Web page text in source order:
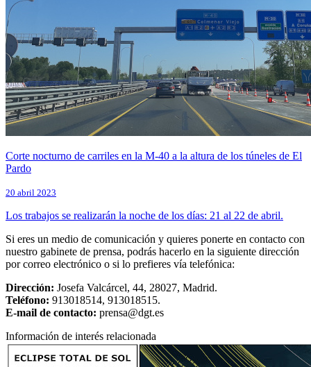
Corte nocturno de carriles en la M-40 a la altura de los túneles de El
Pardo
20 abril 2023
Los trabajos se realizarán la noche de los días: 21 al 22 de abril.
Si eres un medio de comunicación y quieres ponerte en contacto con
nuestro gabinete de prensa, podrás hacerlo en la siguiente dirección
por correo electrónico o si lo prefieres vía telefónica:
Dirección: Josefa Valcárcel, 44, 28027, Madrid.
Teléfono: 913018514, 913018515.
E-mail de contacto: prensa@dgt.es
Información de interés relacionada